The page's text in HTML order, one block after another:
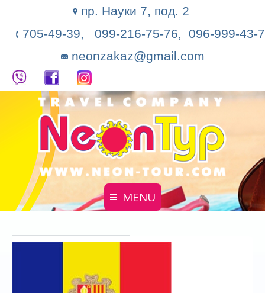
пр. Науки 7, под. 2
705-49-39, 099-216-75-76, 096-999-43-
neonzakaz@gmail.com
MENU
Автобусные туры